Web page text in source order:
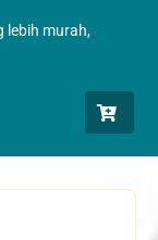
lebih murah,